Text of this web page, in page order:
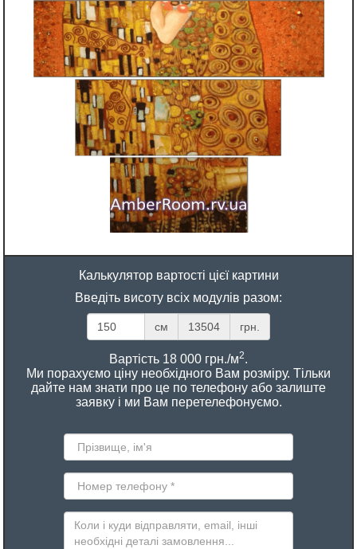
Калькулятор вартості цієї картини
Введіть висоту всіх модулів разом:
см 13504 грн.
Вартість 18 000 грн./м2.
Ми порахуємо ціну необхідного Вам розміру. Тільки
дайте нам знати про це по телефону або залиште
заявку і ми Вам перетелефонуємо.